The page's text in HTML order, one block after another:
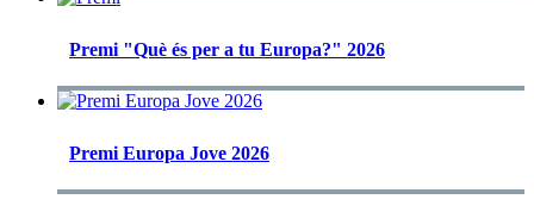
Premi "Què és per a tu Europa?" 2026
Premi Europa Jove 2026